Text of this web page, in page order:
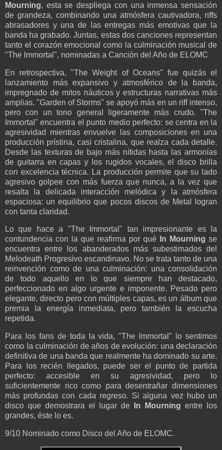
Mourning, esta se despliega con una inmensa sensación
de grandeza, combinando una atmósfera cautivadora, riffs
abrasadores y una de las entregas más emotivas que la
banda ha grabado. Juntas, estas dos canciones representan
tanto el corazón emocional como la culminación musical de
"The Immortal", nominadas a Canción del Año de ELOMC
En retrospectiva, "The Weight of Oceans" fue quizás el
lanzamiento más expansivo y atmosférico de la banda,
impregnado de mitos náuticos y estructuras narrativas más
amplias. "Garden of Storms" se apoyó más en un riff intenso,
pero con un tono general ligeramente más crudo. "The
Immortal" encuentra el punto medio perfecto: se centra en la
agresividad mientras envuelve las composiciones en una
producción prístina, casi cristalina, que realza cada detalle.
Desde las texturas de bajo más nítidas hasta las armonías
de guitarra en capas y los rugidos vocales, el disco brilla
con excelencia técnica. La producción permite que su lado
agresivo golpee con más fuerza que nunca, a la vez que
resalta la delicada interacción melódica y la atmósfera
espaciosa: un equilibrio que pocos discos de Metal logran
con tanta claridad.
Lo que hace a "The Immortal" tan impresionante es la
contundencia con la que reafirma por qué
In Mourning se
encuentra entre los abanderados más subestimados del
Melodeath Progresivo escandinavo. No se trata tanto de una
reinvención como de una culminación: una consolidación
de todo aquello en lo que siempre han destacado,
perfeccionado en algo urgente e imponente. Pesado pero
elegante, directo pero con múltiples capas, es un álbum que
premia la energía inmediata, pero también la escucha
repetida.
Para los fans de toda la vida, "The Immortal" lo sentimos
como la culminación de años de evolución: una declaración
definitiva de una banda que realmente ha dominado su arte.
Para los recién llegados, puede ser el punto de partida
perfecto: accesible en su agresividad, pero lo
suficientemente rico como para desentrañar dimensiones
más profundas con cada regreso. Si alguna vez hubo un
disco que demostrara el lugar de
In Mourning entre los
grandes, éste lo es.
9/10 Nominado como Disco del Año de ELOMC.